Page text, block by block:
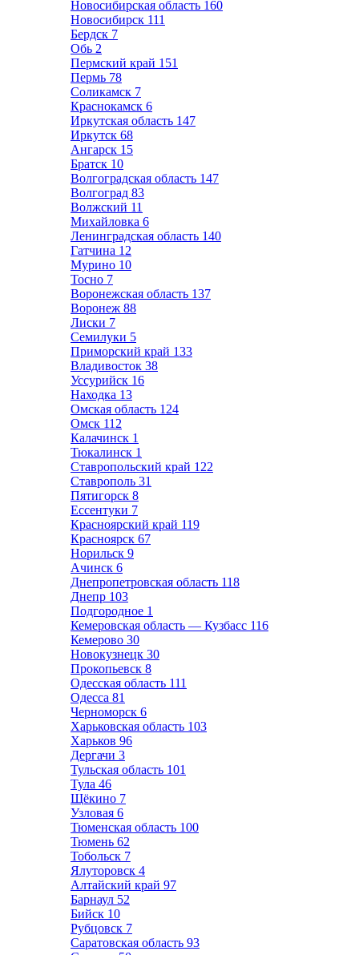
Новосибирская область 160
Новосибирск 111
Бердск 7
Обь 2
Пермский край 151
Пермь 78
Соликамск 7
Краснокамск 6
Иркутская область 147
Иркутск 68
Ангарск 15
Братск 10
Волгоградская область 147
Волгоград 83
Волжский 11
Михайловка 6
Ленинградская область 140
Гатчина 12
Мурино 10
Тосно 7
Воронежская область 137
Воронеж 88
Лиски 7
Семилуки 5
Приморский край 133
Владивосток 38
Уссурийск 16
Находка 13
Омская область 124
Омск 112
Калачинск 1
Тюкалинск 1
Ставропольский край 122
Ставрополь 31
Пятигорск 8
Ессентуки 7
Красноярский край 119
Красноярск 67
Норильск 9
Ачинск 6
Днепропетровская область 118
Днепр 103
Подгородное 1
Кемеровская область — Кузбасс 116
Кемерово 30
Новокузнецк 30
Прокопьевск 8
Одесская область 111
Одесса 81
Черноморск 6
Харьковская область 103
Харьков 96
Дергачи 3
Тульская область 101
Тула 46
Щёкино 7
Узловая 6
Тюменская область 100
Тюмень 62
Тобольск 7
Ялуторовск 4
Алтайский край 97
Барнаул 52
Бийск 10
Рубцовск 7
Саратовская область 93